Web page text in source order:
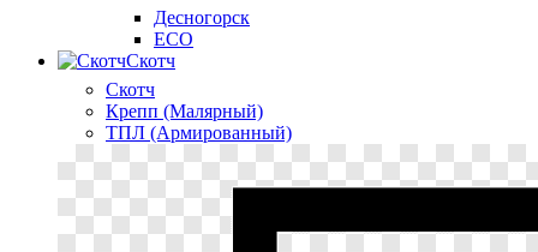
Десногорск
ECO
Скотч
Скотч
Крепп (Малярный)
ТПЛ (Армированный)